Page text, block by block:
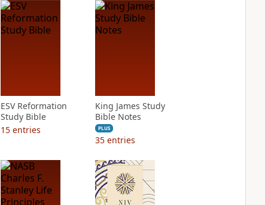
ESV Reformation
Study Bible
15 entries
King James Study
Bible Notes
PLUS
35 entries